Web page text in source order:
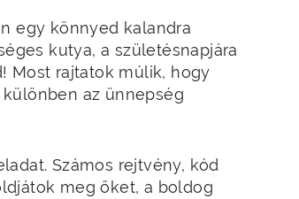
egy könnyed kalandra
kutya, a születésnapjára
Most rajtatok múlik, hogy
az ünnepség
Számos rejtvény, kód
meg őket, a boldog